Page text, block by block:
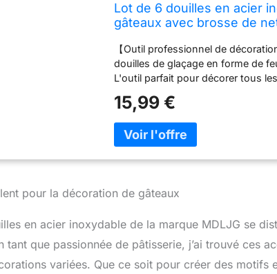
Lot de 6 douilles en acier
gâteaux avec brosse de
【Outil professionnel de
douilles de glaçage en forme de
L'outil parfait pour décorer tous
décorer facilement les gâteaux
autres événements. Idéal pour les
Matériau de qualité alimentaire :
fabriqué en acier inoxydable 304
couture peut résister à une forte
sans BPA, résistance aux hautes
aliments. Facile à utiliser : ces
dans la décoration et vous
ne pénètrent dans le glaçage.
douille (non incluse) et il créera
15,99 €
pour la décoration de gâteaux
en acier inoxydable de la marque MDLJG se
tant que passionnée de pâtisserie, j’ai trouvé ces
variées. Que ce soit pour créer des motifs